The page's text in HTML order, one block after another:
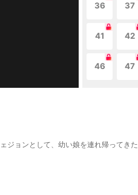
36 37
41 42
46 47
ジョンとして、幼い娘を連れ帰ってき